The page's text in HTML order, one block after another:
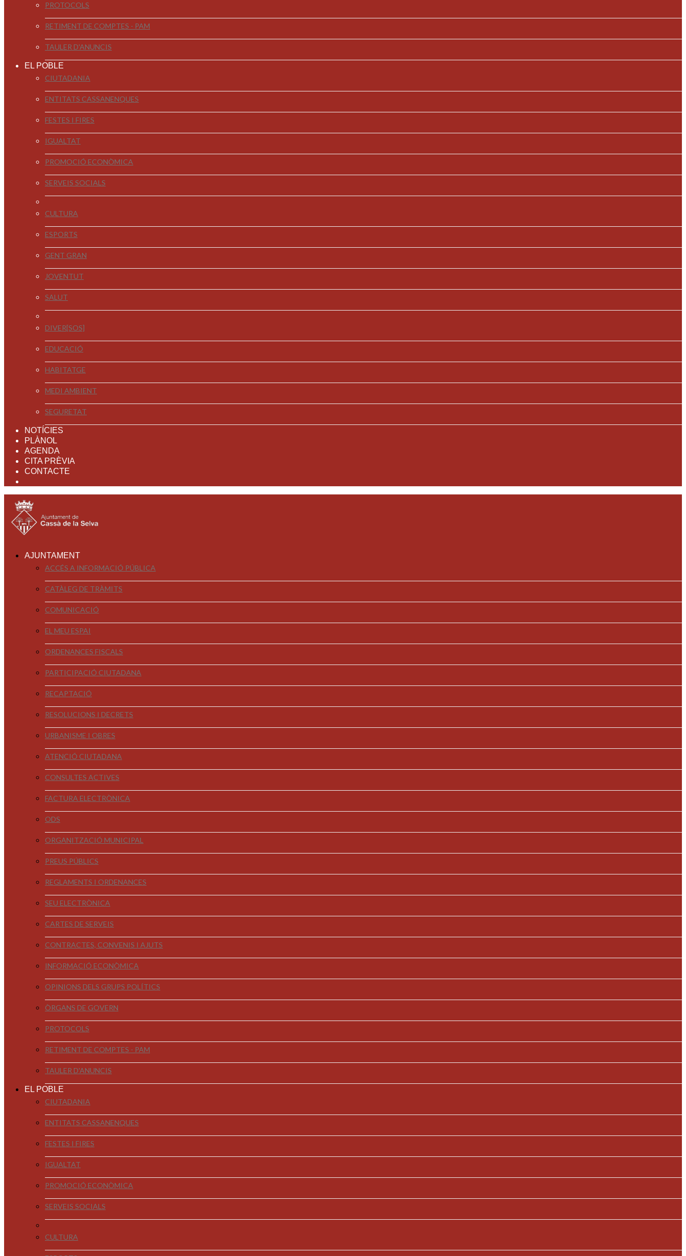
PROTOCOLS
RETIMENT DE COMPTES - PAM
TAULER D'ANUNCIS
EL POBLE
CIUTADANIA
ENTITATS CASSANENQUES
FESTES I FIRES
IGUALTAT
PROMOCIÓ ECONÒMICA
SERVEIS SOCIALS
CULTURA
ESPORTS
GENT GRAN
JOVENTUT
SALUT
DIVER[SOS]
EDUCACIÓ
HABITATGE
MEDI AMBIENT
SEGURETAT
NOTÍCIES
PLÀNOL
AGENDA
CITA PRÈVIA
CONTACTE
AJUNTAMENT
ACCÉS A INFORMACIÓ PÚBLICA
CATÀLEG DE TRÀMITS
COMUNICACIÓ
EL MEU ESPAI
ORDENANCES FISCALS
PARTICIPACIÓ CIUTADANA
RECAPTACIÓ
RESOLUCIONS I DECRETS
URBANISME I OBRES
ATENCIÓ CIUTADANA
CONSULTES ACTIVES
FACTURA ELECTRÒNICA
ODS
ORGANITZACIÓ MUNICIPAL
PREUS PÚBLICS
REGLAMENTS I ORDENANCES
SEU ELECTRÒNICA
CARTES DE SERVEIS
CONTRACTES, CONVENIS I AJUTS
INFORMACIÓ ECONÒMICA
OPINIONS DELS GRUPS POLÍTICS
ÒRGANS DE GOVERN
PROTOCOLS
RETIMENT DE COMPTES - PAM
TAULER D'ANUNCIS
EL POBLE
CIUTADANIA
ENTITATS CASSANENQUES
FESTES I FIRES
IGUALTAT
PROMOCIÓ ECONÒMICA
SERVEIS SOCIALS
CULTURA